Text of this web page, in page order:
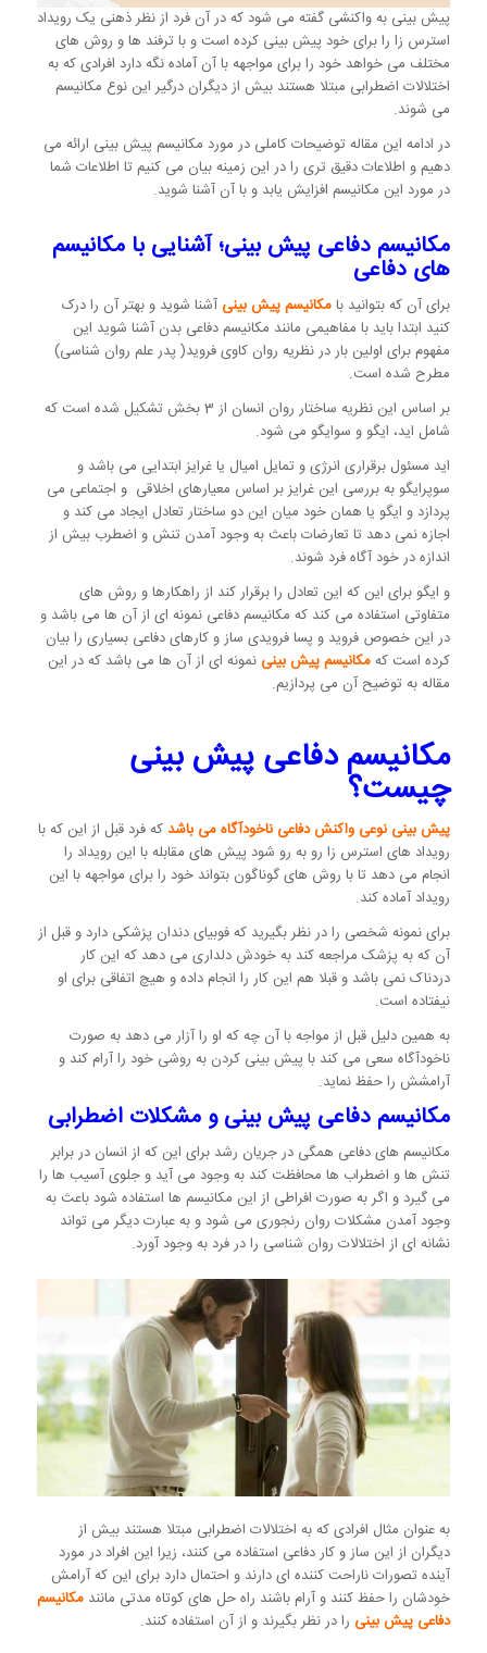
پیش بینی به واکنشی گفته می شود که در آن فرد از نظر ذهنی یک رویداد
استرس زا را برای خود پیش بینی کرده است و با ترفند ها و روش های
مختلف می خواهد خود را برای مواجهه با آن آماده نگه دارد افرادی که به
اختلالات اضطرابی مبتلا هستند بیش از دیگران درگیر این نوع مکانیسم
می شوند.
در ادامه این مقاله توضیحات کاملی در مورد مکانیسم پیش بینی ارائه می
دهیم و اطلاعات دقیق تری را در این زمینه بیان می کنیم تا اطلاعات شما
در مورد این مکانیسم افزایش یابد و با آن آشنا شوید.
مکانیسم دفاعی پیش بینی؛ آشنایی با مکانیسم
های دفاعی
برای آن که بتوانید بامکانیسم پیش بینی آشنا شوید و بهتر آن را درک
کنید ابتدا باید با مفاهیمی مانند مکانیسم دفاعی بدن آشنا شوید این
مفهوم برای اولین بار در نظریه روان کاوی فروید( پدر علم روان شناسی)
مطرح شده است.
بر اساس این نظریه ساختار روان انسان از 3 بخش تشکیل شده است که
شامل اید، ایگو و سوایگو می شود.
اید مسئول برقراری انرژی و تمایل امیال یا غرایز ابتدایی می باشد و
سوپرایگو به بررسی این غرایز بر اساس معیارهای اخلاقی و اجتماعی می
پردازد و ایگو یا همان خود میان این دو ساختار تعادل ایجاد می کند و
اجازه نمی دهد تا تعارضات باعث به وجود آمدن تنش و اضطرب بیش از
اندازه در خود آگاه فرد شوند.
و ایگو برای این که این تعادل را برقرار کند از راهکارها و روش های
متفاوتی استفاده می کند که مکانیسم دفاعی نمونه ای از آن ها می باشد و
در این خصوص فروید و پسا فرویدی ساز و کارهای دفاعی بسیاری را بیان
کرده است کهمکانیسم پیش بینی نمونه ای از آن ها می باشد که در این
مقاله به توضیح آن می پردازیم.
مکانیسم دفاعی پیش بینی
چیست؟
پیش بینی نوعی واکنش دفاعی ناخودآگاه می باشدکه فرد قبل از این که با
رویداد های استرس زا رو به رو شود پیش های مقابله با این رویداد را
انجام می دهد تا با روش های گوناگون بتواند خود را برای مواجهه با این
رویداد آماده کند.
برای نمونه شخصی را در نظر بگیرید که فوبیای دندان پزشکی دارد و قبل از
آن که به پزشک مراجعه کند به خودش دلداری می دهد که این کار
دردناک نمی باشد و قبلا هم این کار را انجام داده و هیچ اتفاقی برای او
نیفتاده است.
به همین دلیل قبل از مواجه با آن چه که او را آزار می دهد به صورت
ناخودآگاه سعی می کند با پیش بینی کردن به روشی خود را آرام کند و
آرامشش را حفظ نماید.
مکانیسم دفاعی پیش بینی و مشکلات اضطرابی
مکانیسم های دفاعی همگی در جریان رشد برای این که از انسان در برابر
تنش ها و اضطراب ها محافظت کند به وجود می آید و جلوی آسیب ها را
می گیرد و اگر به صورت افراطی از این مکانیسم ها استفاده شود باعث به
وجود آمدن مشکلات روان رنجوری می شود و به عبارت دیگر می تواند
نشانه ای از اختلالات روان شناسی را در فرد به وجود آورد.
به عنوان مثال افرادی که به اختلالات اضطرابی مبتلا هستند بیش از
دیگران از این ساز و کار دفاعی استفاده می کنند، زیرا این افراد در مورد
آینده تصورات ناراحت کننده ای دارند و احتمال دارد برای این که آرامش
خودشان را حفظ کنند و آرام باشند راه حل های کوتاه مدتی مانند مکانیسم
دفاعی پیش بینی را در نظر بگیرند و از آن استفاده کنند.